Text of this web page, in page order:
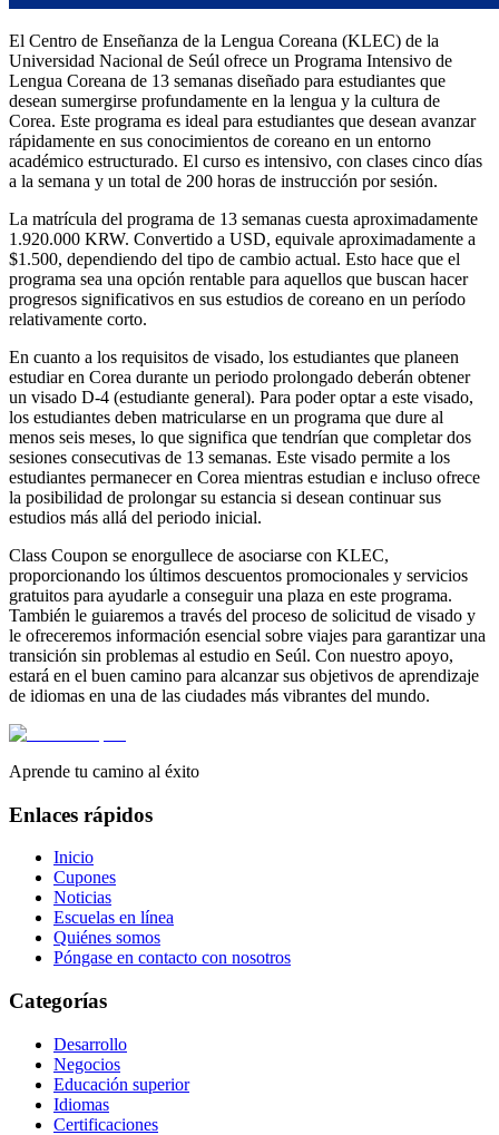
El Centro de Enseñanza de la Lengua Coreana (KLEC) de la
Universidad Nacional de Seúl ofrece un Programa Intensivo de
Lengua Coreana de 13 semanas diseñado para estudiantes que
desean sumergirse profundamente en la lengua y la cultura de
Corea. Este programa es ideal para estudiantes que desean avanzar
rápidamente en sus conocimientos de coreano en un entorno
académico estructurado. El curso es intensivo, con clases cinco días
a la semana y un total de 200 horas de instrucción por sesión.
La matrícula del programa de 13 semanas cuesta aproximadamente
1.920.000 KRW. Convertido a USD, equivale aproximadamente a
$1.500, dependiendo del tipo de cambio actual. Esto hace que el
programa sea una opción rentable para aquellos que buscan hacer
progresos significativos en sus estudios de coreano en un período
relativamente corto.
En cuanto a los requisitos de visado, los estudiantes que planeen
estudiar en Corea durante un periodo prolongado deberán obtener
un visado D-4 (estudiante general). Para poder optar a este visado,
los estudiantes deben matricularse en un programa que dure al
menos seis meses, lo que significa que tendrían que completar dos
sesiones consecutivas de 13 semanas. Este visado permite a los
estudiantes permanecer en Corea mientras estudian e incluso ofrece
la posibilidad de prolongar su estancia si desean continuar sus
estudios más allá del periodo inicial.
Class Coupon se enorgullece de asociarse con KLEC,
proporcionando los últimos descuentos promocionales y servicios
gratuitos para ayudarle a conseguir una plaza en este programa.
También le guiaremos a través del proceso de solicitud de visado y
le ofreceremos información esencial sobre viajes para garantizar una
transición sin problemas al estudio en Seúl. Con nuestro apoyo,
estará en el buen camino para alcanzar sus objetivos de aprendizaje
de idiomas en una de las ciudades más vibrantes del mundo.
Aprende tu camino al éxito
Enlaces rápidos
Inicio
Cupones
Noticias
Escuelas en línea
Quiénes somos
Póngase en contacto con nosotros
Categorías
Desarrollo
Negocios
Educación superior
Idiomas
Certificaciones